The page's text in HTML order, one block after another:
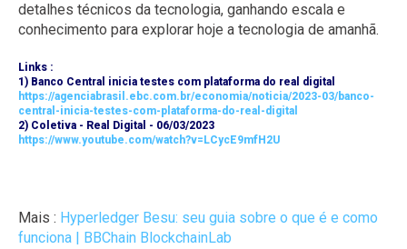
detalhes técnicos da tecnologia, ganhando escala e
conhecimento para explorar hoje a tecnologia de amanhã.
Links :
1) Banco Central inicia testes com plataforma do real digital
https://agenciabrasil.ebc.com.br/economia/noticia/2023-03/banco-
central-inicia-testes-com-plataforma-do-real-digital
2) Coletiva - Real Digital - 06/03/2023
https://www.youtube.com/watch?v=LCycE9mfH2U
Mais : Hyperledger Besu: seu guia sobre o que é e como
funciona | BBChain BlockchainLab